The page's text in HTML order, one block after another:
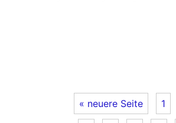
« neuere Seite 1